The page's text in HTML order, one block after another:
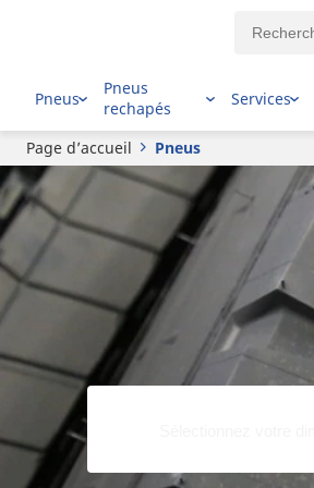
Pneus
Pneus
rechapés
Services
Page d’accueil Pneus